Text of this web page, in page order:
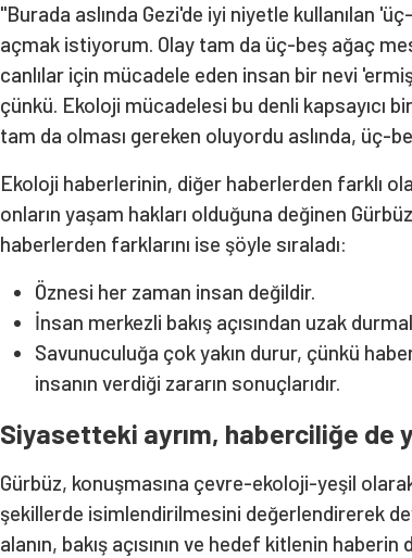
"Burada aslında Gezi'de iyi niyetle kullanılan
açmak istiyorum. Olay tam da üç-beş ağaç
canlılar için mücadele eden insan bir nevi
çünkü. Ekoloji mücadelesi bu denli kapsayıcı
tam da olması gereken oluyordu aslında, üç-
Ekoloji haberlerinin, diğer haberlerden farklı
onların yaşam hakları olduğuna değinen
haberlerden farklarını ise şöyle sıraladı:
Öznesi her zaman insan değildir.
İnsan merkezli bakış açısından uzak
Savunuculuğa çok yakın durur, çünkü
insanın verdiği zararın sonuçlarıdır.
Siyasetteki ayrım, haberciliğe de
Gürbüz, konuşmasına çevre-ekoloji-yeşil
şekillerde isimlendirilmesini değerlendirerek
alanın, bakış açısının ve hedef kitlenin